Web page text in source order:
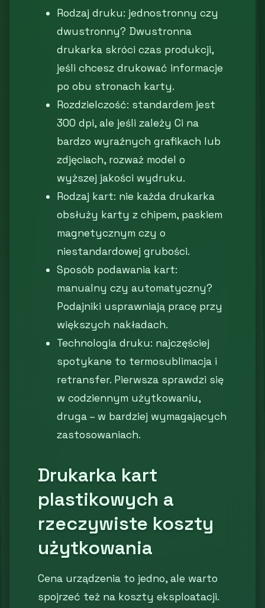
Rodzaj druku: jednostronny czy
dwustronny? Dwustronna
drukarka skróci czas produkcji,
jeśli chcesz drukować informacje
po obu stronach karty.
Rozdzielczość: standardem jest
300 dpi, ale jeśli zależy Ci na
bardzo wyraźnych grafikach lub
zdjęciach, rozważ model o
wyższej jakości wydruku.
Rodzaj kart: nie każda drukarka
obsłuży karty z chipem, paskiem
magnetycznym czy o
niestandardowej grubości.
Sposób podawania kart:
manualny czy automatyczny?
Podajniki usprawniają pracę przy
większych nakładach.
Technologia druku: najczęściej
spotykane to termosublimacja i
retransfer. Pierwsza sprawdzi się
w codziennym użytkowaniu,
druga – w bardziej wymagających
zastosowaniach.
Drukarka kart
plastikowych a
rzeczywiste koszty
użytkowania
Cena urządzenia to jedno, ale warto
spojrzeć też na koszty eksploatacji.